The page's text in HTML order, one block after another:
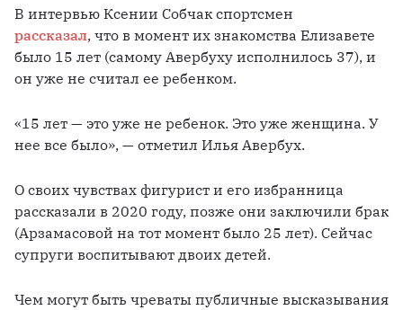
рассказал, что в момент их знакомства Елизавете
было 15 лет (самому Авербуху исполнилось 37), и
он уже не считал ее ребенком.
«15 лет — это уже не ребенок. Это уже женщина. У
нее все было», — отметил Илья Авербух.
О своих чувствах фигурист и его избранница
рассказали в 2020 году, позже они заключили брак
(Арзамасовой на тот момент было 25 лет). Сейчас
супруги воспитывают двоих детей.
Чем могут быть чреваты публичные высказывания